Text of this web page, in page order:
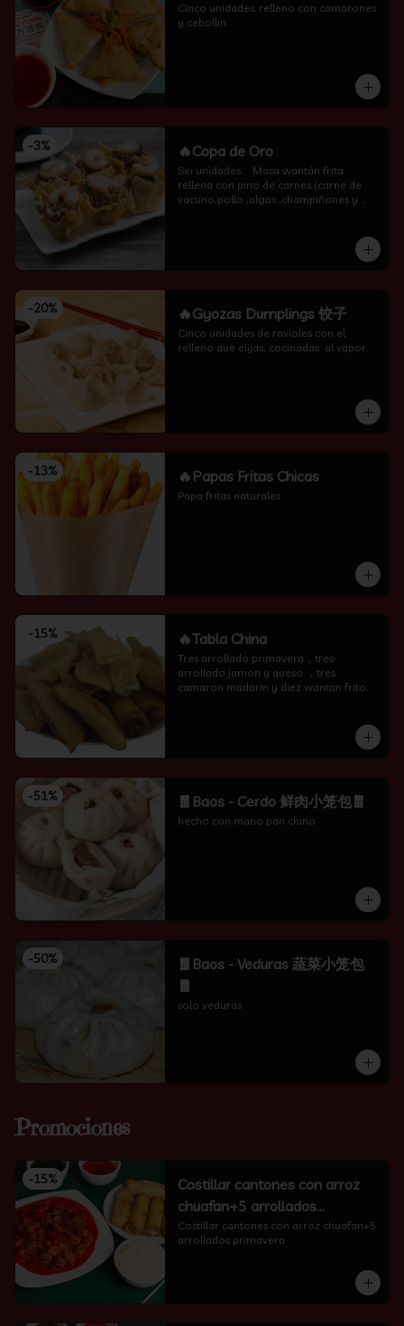
Cinco unidades. relleno con camarones
y cebollin
-3% 🔥Copa de Oro
Sei unidades..   Masa wantán frita
rellena con pino de carnes (carne de
vacuno,pollo ,algas ,champiñones y
-20% 🔥Gyozas Dumplings 饺子
Cinco unidades de ravioles con el
relleno que elijas, cocinadas  al vapor.
-13% 🔥Papas Fritas Chicas
Papa fritas naturales
-15% 🔥Tabla China
Tres arrollado primavera，tres
arrollado jamon y queso ，tres
camaron madarin y diez wantan frito.
-51% 🧧Baos - Cerdo 鲜肉小笼包🧧
hecho con mano pan chino
-50%
🧧Baos - Veduras 蔬菜小笼包
solo veduras
Promociones
-15%
Costillar cantones con arroz
chuafan+5 arrollados
primavera
Costillar cantones con arroz chuafan+5
arrollados primavera